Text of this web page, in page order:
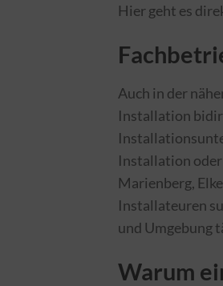
Hier geht es
Auch in der
Installation
Installation oder
Marienberg,
Installateuren
und Umgebung
Warum